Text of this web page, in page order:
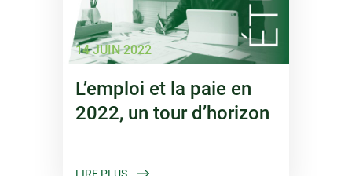
14 JUIN 2022
L’emploi et la paie en
2022, un tour d’horizon
LIRE PLUS